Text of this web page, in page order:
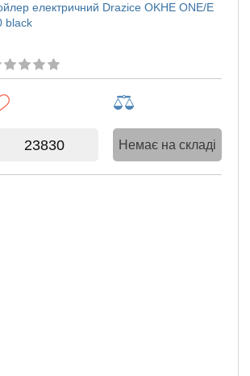
електричний Drazice OKHE ONE/E
black
23830 Немає на складі